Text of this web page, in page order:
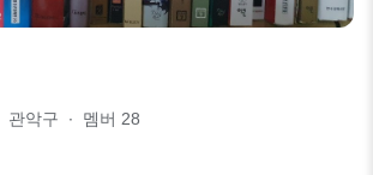
관악구 ∙ 멤버 28